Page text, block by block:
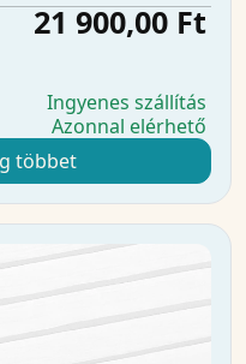
21 900,00 Ft
Ingyenes szállítás
Azonnal elérhető
többet